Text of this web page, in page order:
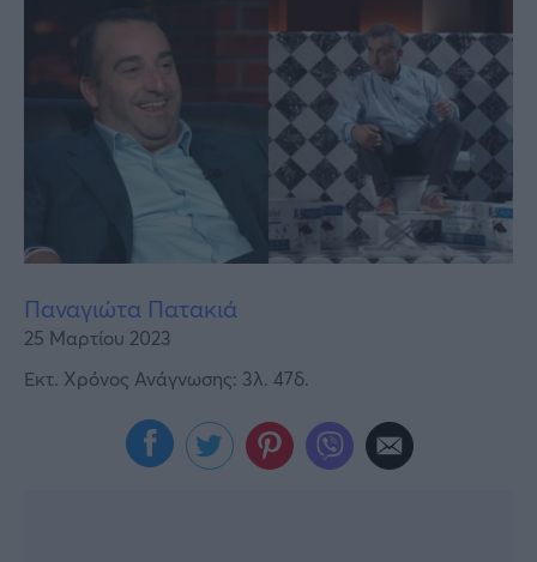
Υγεία
Γυναίκα
Καιρός
Παναγιώτα Πατακιά
25 Μαρτίου 2023
Εκτ. Χρόνος Ανάγνωσης: 3λ. 47δ.